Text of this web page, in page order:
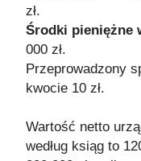
zł.
Środki pieniężne
000 zł.
Przeprowadzony
kwocie 10 zł.
Wartość netto
według ksiąg to